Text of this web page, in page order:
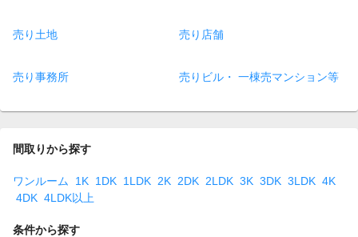
売り土地 売り店舗
売り事務所 売りビル・ 一棟売マンション等
間取りから探す
ワンルーム 1K 1DK 1LDK 2K 2DK 2LDK 3K 3DK 3LDK 4K
4DK 4LDK以上
条件から探す